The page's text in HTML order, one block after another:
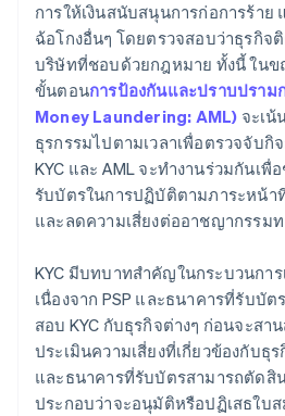
การให้เงินสนับสนุนการก่อการร้าย
ฉ้อโกงอื่นๆ โดยตรวจสอบว่าธุรกิ
บริษัทที่ชอบด้วยกฎหมาย ทั้งนี้ ในข
ขั้นตอนการป้องกันและปราบปราม
Money Laundering: AML) จะเ
ธุรกรรมไปตามเวลาเพื่อตรวจจับกิ
KYC และ AML จะทำงานร่วมกันเพื่
รับบัตรในการปฏิบัติตามภาระหน้า
และลดความเสี่ยงต่ออาชญากรรมท
KYC มีบทบาทสำคัญในกระบวนกา
เนื่องจาก PSP และธนาคารที่รับบัต
สอบ KYC กับธุรกิจต่างๆ ก่อนจะสา
ประเมินความเสี่ยงที่เกี่ยวข้องกับธุร
และธนาคารที่รับบัตรสามารถตัดสิ
ประกอบว่าจะอนุมัติหรือปฏิเสธใบ